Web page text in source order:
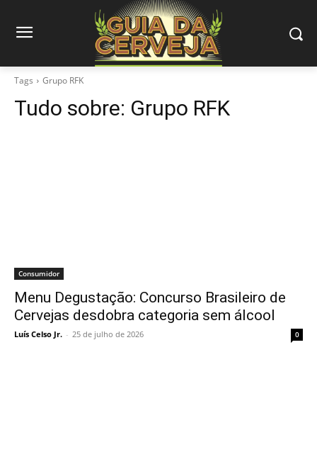
Tags Grupo RFK
Tudo sobre: Grupo RFK
Consumidor
Menu Degustação: Concurso Brasileiro de
Cervejas desdobra categoria sem álcool
Luís Celso Jr. - 25 de julho de 2026 0